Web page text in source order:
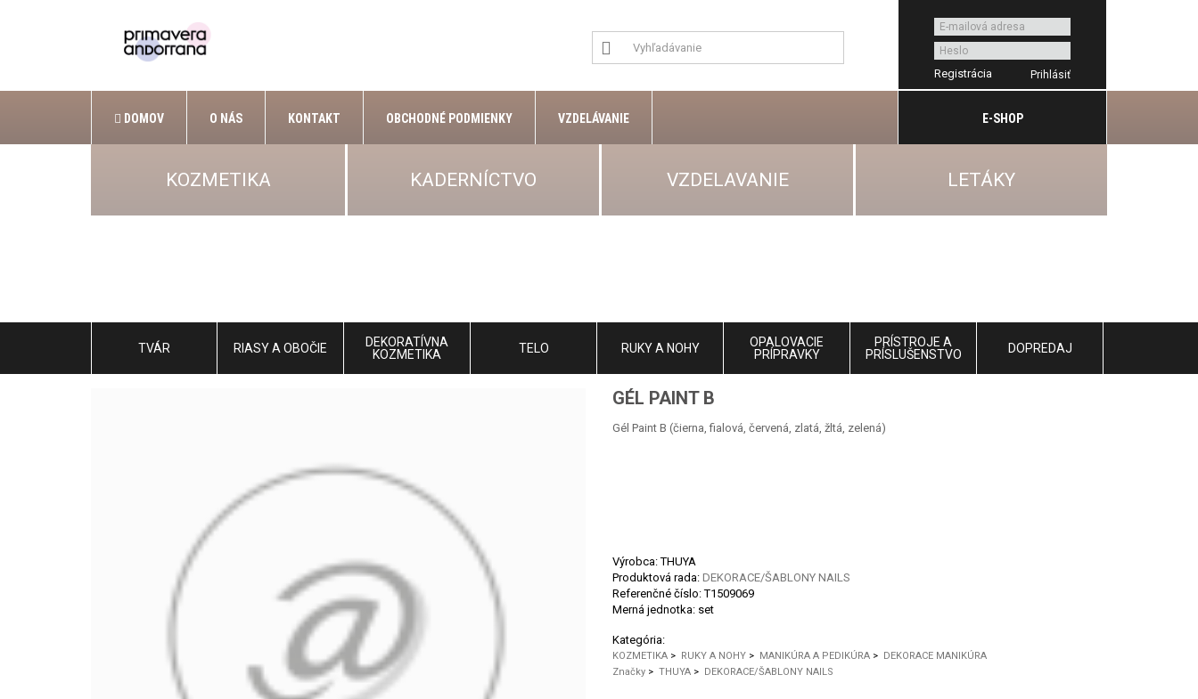
Registrácia
DOMOV O NÁS KONTAKT OBCHODNÉ PODMIENKY VZDELÁVANIE E-SHOP
KOZMETIKA KADERNÍCTVO VZDELAVANIE LETÁKY
TVÁR RIASY A OBOČIE
DEKORATÍVNA
KOZMETIKA
TELO RUKY A NOHY
OPALOVACIE
PRÍPRAVKY
PRÍSTROJE A
PRÍSLUŠENSTVO
DOPREDAJ
GÉL PAINT B
Gél Paint B (čierna, fialová, červená, zlatá, žltá, zelená)
Výrobca: THUYA
Produktová rada: DEKORACE/ŠABLONY NAILS
Referenčné číslo:T1509069
Merná jednotka: set
Kategória:
KOZMETIKA > RUKY A NOHY > MANIKÚRA A PEDIKÚRA > DEKORACE MANIKÚRA
Značky > THUYA > DEKORACE/ŠABLONY NAILS